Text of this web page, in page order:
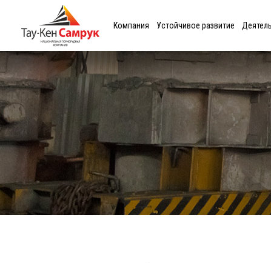
Компания Устойчивое развитие